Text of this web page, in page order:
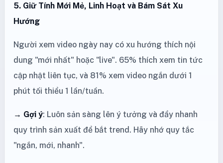
5. Giữ Tính Mới Mẻ, Linh Hoạt và Bám Sát Xu
Hướng
Người xem video ngày nay có xu hướng thích nội
dung "mới nhất" hoặc "live". 65% thích xem tin tức
cập nhật liên tục, và 81% xem video ngắn dưới 1
phút tối thiểu 1 lần/tuần.
→ Gợi ý: Luôn sản sàng lên ý tưởng và đẩy nhanh
quy trình sản xuất để bắt trend. Hãy nhớ quy tắc
"ngắn, mới, nhanh".